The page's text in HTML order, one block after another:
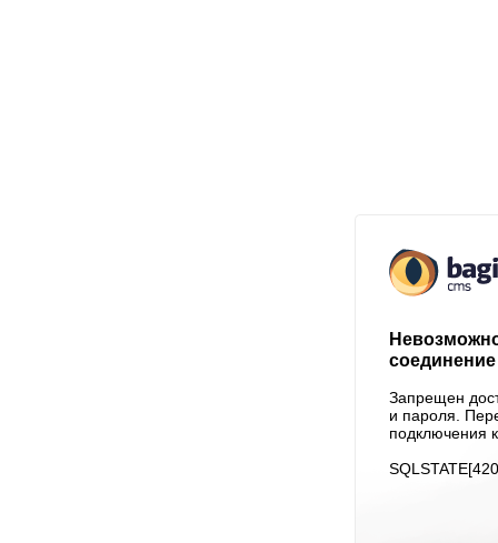
Запрещен
и пароля.
подключения